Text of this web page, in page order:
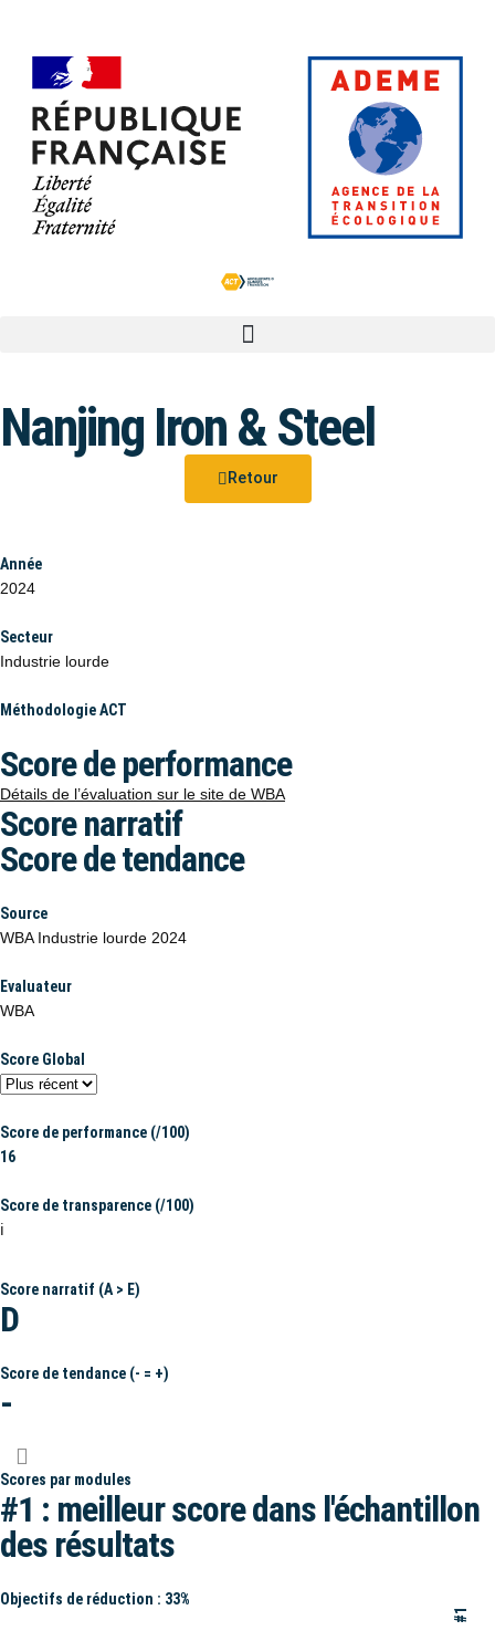
Nanjing Iron & Steel
Retour
Année
2024
Secteur
Industrie lourde
Méthodologie ACT
Score de performance
Détails de l’évaluation sur le site de WBA
Score narratif
Score de tendance
Source
WBA Industrie lourde 2024
Evaluateur
WBA
Score Global
Score de performance (/100)
16
Score de transparence (/100)
ℹ️
Score narratif (A > E)
D
Score de tendance (- = +)
-
Scores par modules
#1 : meilleur score dans l'échantillon
des résultats
Objectifs de réduction : 33%
#1